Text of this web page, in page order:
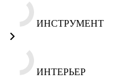
ИНСТРУМЕНТ
ИНТЕРЬЕР